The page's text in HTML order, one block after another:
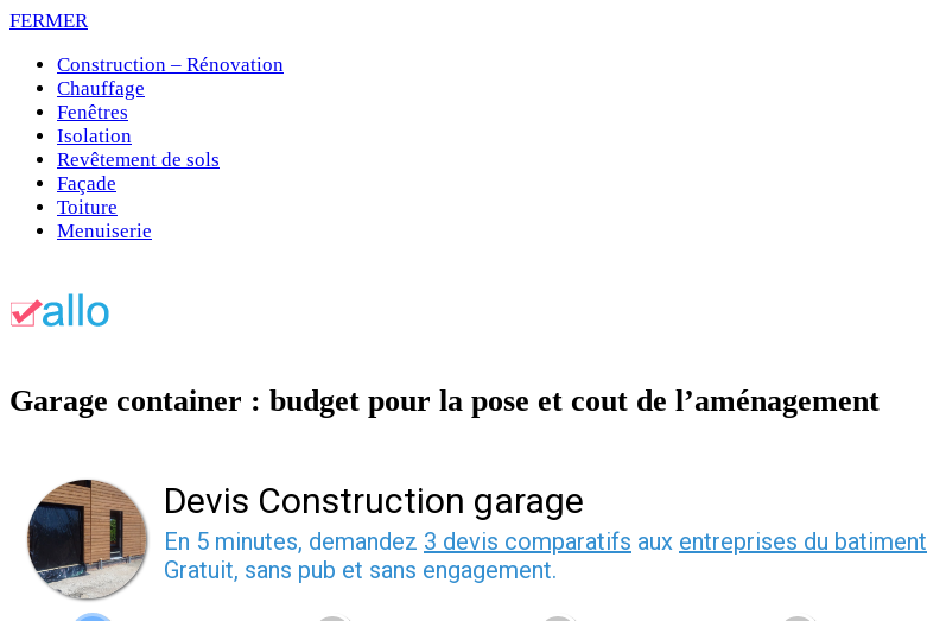
FERMER
Construction – Rénovation
Chauffage
Fenêtres
Isolation
Revêtement de sols
Façade
Toiture
Menuiserie
Garage container : budget pour la pose et cout de l’aménagement
Devis Construction garage
En 5 minutes, demandez 3 devis comparatifs aux entreprises du batiment
Gratuit, sans pub et sans engagement.